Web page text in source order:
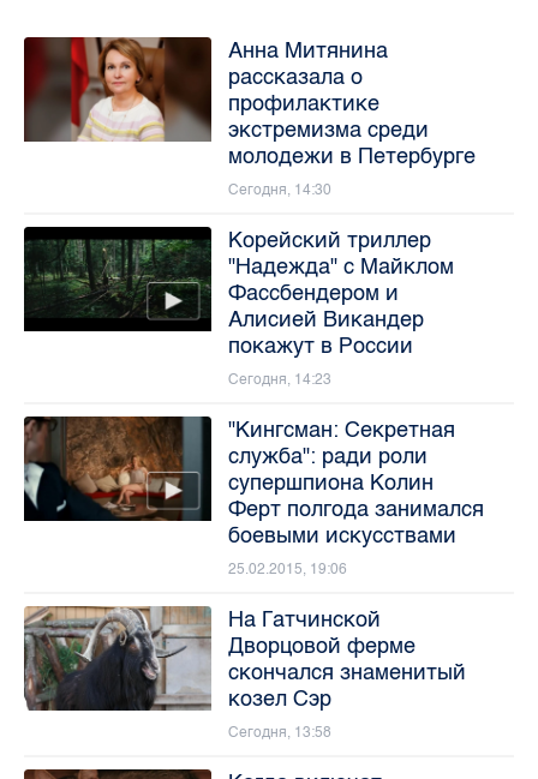
Анна Митянина
рассказала о
профилактике
экстремизма среди
молодежи в Петербурге
Сегодня, 14:30
Корейский триллер
"Надежда" с Майклом
Фассбендером и
Алисией Викандер
покажут в России
Сегодня, 14:23
"Кингсман: Секретная
служба": ради роли
супершпиона Колин
Ферт полгода занимался
боевыми искусствами
25.02.2015, 19:06
На Гатчинской
Дворцовой ферме
скончался знаменитый
козел Сэр
Сегодня, 13:58